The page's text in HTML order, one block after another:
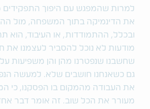
למרות שהמפגש עם היפוך התפקידים
את הדינמיקה בתוך המשפחה, מול
ובכלל, ההתמודדות, או העיבוד, הוא
מודעות לא נוכל להסביר לעצמנו את
שחשבנו שנפטרנו מהן והן משפיעות
גם כשאנחנו חושבים שלא. למעשה
את העבודה מהמקום בו הפסקנו, כי
מעורר את הכל שוב. זה אומר דבר